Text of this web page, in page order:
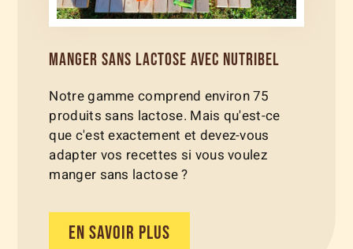
MANGER SANS LACTOSE AVEC NUTRIBEL
Notre gamme comprend environ 75
produits sans lactose. Mais qu'est-ce
que c'est exactement et devez-vous
adapter vos recettes si vous voulez
manger sans lactose ?
EN SAVOIR PLUS